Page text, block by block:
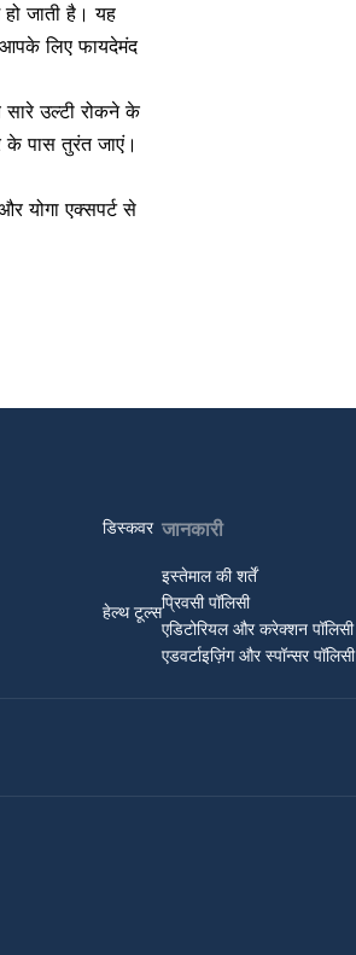
जाती है। यह
आपके लिए फायदेमंद
उल्टी रोकने के
के पास तुरंत जाएं।
योगा एक्सपर्ट से
डिस्कवर
हेल्थ टूल्स
जानकारी
इस्तेमाल की शर्तें
प्रिवसी पॉलिसी
एडिटोरियल और करेक्शन पॉलिसी
एडवर्टाइज़िंग और स्पॉन्सर पॉलिसी